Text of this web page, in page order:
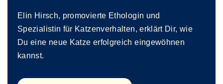
Elin Hirsch, promovierte Ethologin und
Spezialistin für Katzenverhalten, erklärt Dir, wie
Du eine neue Katze erfolgreich eingewöhnen
kannst.